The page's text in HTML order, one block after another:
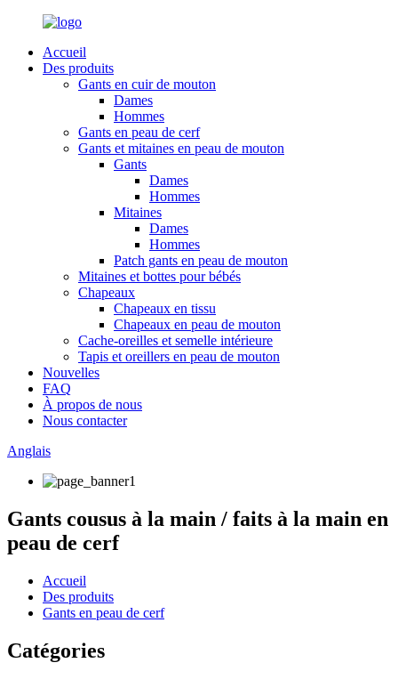
Accueil
Des produits
Gants en cuir de mouton
Dames
Hommes
Gants en peau de cerf
Gants et mitaines en peau de mouton
Gants
Dames
Hommes
Mitaines
Dames
Hommes
Patch gants en peau de mouton
Mitaines et bottes pour bébés
Chapeaux
Chapeaux en tissu
Chapeaux en peau de mouton
Cache-oreilles et semelle intérieure
Tapis et oreillers en peau de mouton
Nouvelles
FAQ
À propos de nous
Nous contacter
Anglais
Gants cousus à la main / faits à la main en
peau de cerf
Accueil
Des produits
Gants en peau de cerf
Catégories